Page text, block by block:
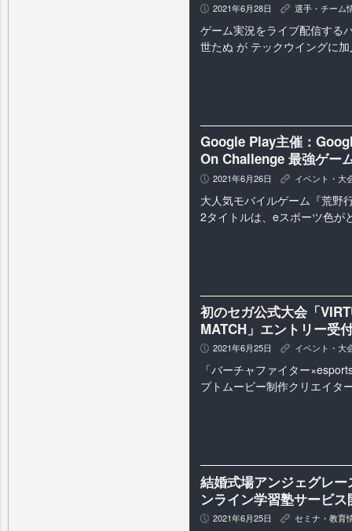
P 2021年6月28日 K 選手・チーム
ゲーム実況をライブ配信する
世たぬ が テックウイングに
Google Play主催：
On Challenge 最強ゲー
P 2021年6月26日 K イベント・大
大人気モバイルゲーム『荒
2タイトルは、eスポーツ色が
初のセガ公式大会「
MATCH」エントリー受
P 2021年6月25日 K イベント・大
「バーチャファイター
プトムービー制作クリエイタ
結婚式場アンジェグレ
ンライン学習塾サービス
P 2021年6月25日 K セミナ・教育